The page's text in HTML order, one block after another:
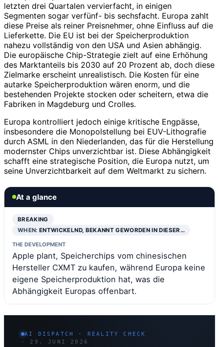
letzten drei Quartalen vervierfacht, in einigen
Segmenten sogar verfünf- bis sechsfacht. Europa zahlt
diese Preise als reiner Preisnehmer, ohne Einfluss auf die
Lieferkette. Die EU ist bei der Speicherproduktion
nahezu vollständig von den USA und Asien abhängig.
Die europäische Chip-Strategie zielt auf eine Erhöhung
des Marktanteils bis 2030 auf 20 Prozent ab, doch diese
Zielmarke erscheint unrealistisch. Die Kosten für eine
autarke Speicherproduktion wären enorm, und die
bestehenden Projekte stocken oder scheitern, etwa die
Fabriken in Magdeburg und Crolles.
Europa kontrolliert jedoch einige kritische Engpässe,
insbesondere die Monopolstellung bei EUV-Lithografie
durch ASML in den Niederlanden, das für die Herstellung
modernster Chips unverzichtbar ist. Diese Abhängigkeit
schafft eine strategische Position, die Europa nutzt, um
seine Unverzichtbarkeit auf dem Weltmarkt zu sichern.
At a glance
BREAKING
WHEN:ENTWICKELND, BEKANNT GEWORDEN IN DIESER…
THE DEVELOPMENT
Apple plant, Speicherchips vom chinesischen
Hersteller CXMT zu kaufen, während Europa keine
eigene Speicherproduktion hat, was die
Abhängigkeit Europas offenbart.
AI DISPATCH · REALITY CHECK
· 29. JUNI 2026